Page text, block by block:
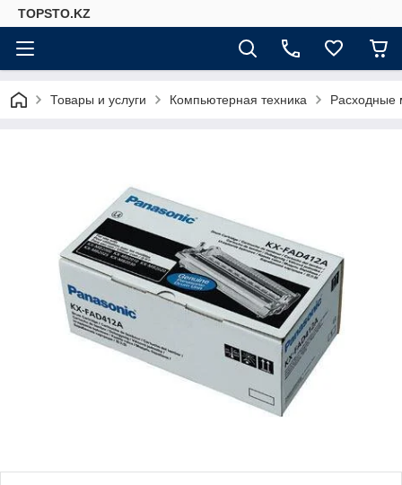
TOPSTO.KZ
Товары и услуги Компьютерная техника Расходные